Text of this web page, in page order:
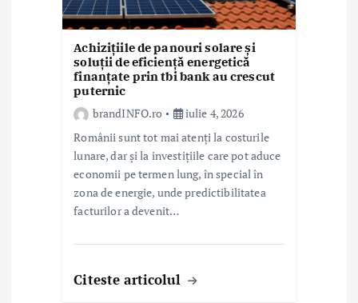
Achizițiile de panouri solare și
soluții de eficiență energetică
finanțate prin tbi bank au crescut
puternic
brandINFO.ro
iulie 4, 2026
Românii sunt tot mai atenți la costurile
lunare, dar și la investițiile care pot aduce
economii pe termen lung, în special în
zona de energie, unde predictibilitatea
facturilor a devenit…
Citeste articolul